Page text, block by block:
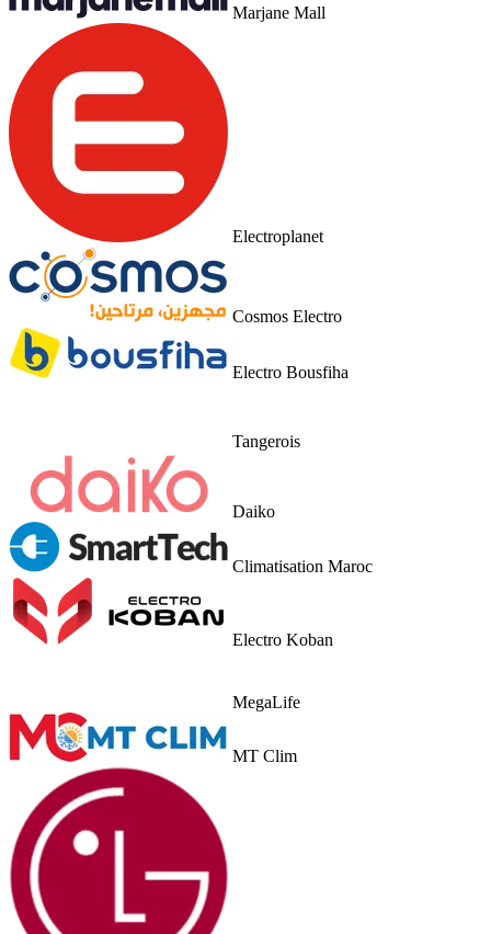
Marjane Mall
Electroplanet
Cosmos Electro
Electro Bousfiha
Tangerois
Daiko
Climatisation Maroc
Electro Koban
MegaLife
MT Clim